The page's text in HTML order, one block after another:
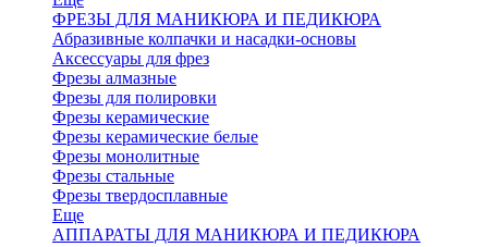
ФРЕЗЫ ДЛЯ МАНИКЮРА И ПЕДИКЮРА
Абразивные колпачки и насадки-основы
Аксессуары для фрез
Фрезы алмазные
Фрезы для полировки
Фрезы керамические
Фрезы керамические белые
Фрезы монолитные
Фрезы стальные
Фрезы твердосплавные
Еще
АППАРАТЫ ДЛЯ МАНИКЮРА И ПЕДИКЮРА